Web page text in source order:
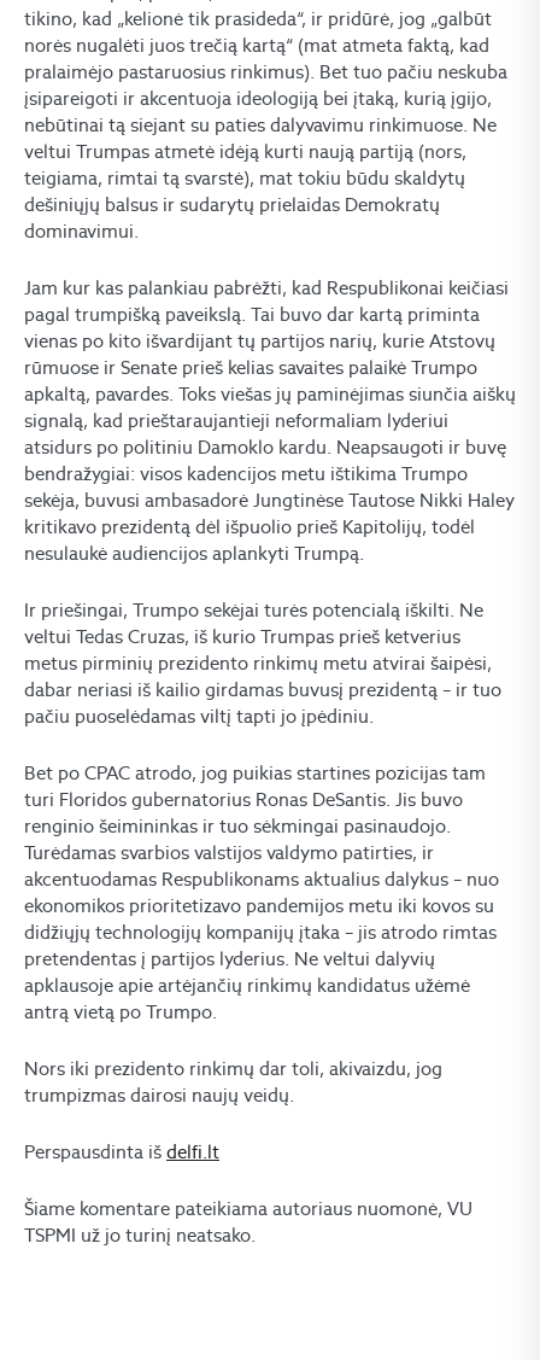
tikino, kad „kelionė tik prasideda“, ir pridūrė, jog „galbūt
norės nugalėti juos trečią kartą“ (mat atmeta faktą, kad
pralaimėjo pastaruosius rinkimus). Bet tuo pačiu neskuba
įsipareigoti ir akcentuoja ideologiją bei įtaką, kurią įgijo,
nebūtinai tą siejant su paties dalyvavimu rinkimuose. Ne
veltui Trumpas atmetė idėją kurti naują partiją (nors,
teigiama, rimtai tą svarstė), mat tokiu būdu skaldytų
dešiniųjų balsus ir sudarytų prielaidas Demokratų
dominavimui.
Jam kur kas palankiau pabrėžti, kad Respublikonai keičiasi
pagal trumpišką paveikslą. Tai buvo dar kartą priminta
vienas po kito išvardijant tų partijos narių, kurie Atstovų
rūmuose ir Senate prieš kelias savaites palaikė Trumpo
apkaltą, pavardes. Toks viešas jų paminėjimas siunčia aiškų
signalą, kad prieštaraujantieji neformaliam lyderiui
atsidurs po politiniu Damoklo kardu. Neapsaugoti ir buvę
bendražygiai: visos kadencijos metu ištikima Trumpo
sekėja, buvusi ambasadorė Jungtinėse Tautose Nikki Haley
kritikavo prezidentą dėl išpuolio prieš Kapitolijų, todėl
nesulaukė audiencijos aplankyti Trumpą.
Ir priešingai, Trumpo sekėjai turės potencialą iškilti. Ne
veltui Tedas Cruzas, iš kurio Trumpas prieš ketverius
metus pirminių prezidento rinkimų metu atvirai šaipėsi,
dabar neriasi iš kailio girdamas buvusį prezidentą – ir tuo
pačiu puoselėdamas viltį tapti jo įpėdiniu.
Bet po CPAC atrodo, jog puikias startines pozicijas tam
turi Floridos gubernatorius Ronas DeSantis. Jis buvo
renginio šeimininkas ir tuo sėkmingai pasinaudojo.
Turėdamas svarbios valstijos valdymo patirties, ir
akcentuodamas Respublikonams aktualius dalykus – nuo
ekonomikos prioritetizavo pandemijos metu iki kovos su
didžiųjų technologijų kompanijų įtaka – jis atrodo rimtas
pretendentas į partijos lyderius. Ne veltui dalyvių
apklausoje apie artėjančių rinkimų kandidatus užėmė
antrą vietą po Trumpo.
Nors iki prezidento rinkimų dar toli, akivaizdu, jog
trumpizmas dairosi naujų veidų.
Perspausdinta iš delfi.lt
Šiame komentare pateikiama autoriaus nuomonė, VU
TSPMI už jo turinį neatsako.